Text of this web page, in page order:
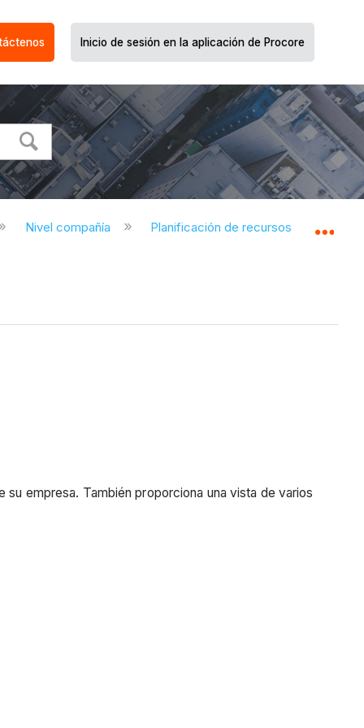
Inicio de sesión en la aplicación de Procore
Nivel compañía Planificación de recursos
empresa. También proporciona una vista de varios